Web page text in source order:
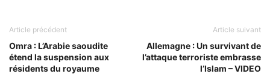
Article précédent
Omra : L’Arabie saoudite
étend la suspension aux
résidents du royaume
Article suivant
Allemagne : Un survivant de
l’attaque terroriste embrasse
l’Islam – VIDEO